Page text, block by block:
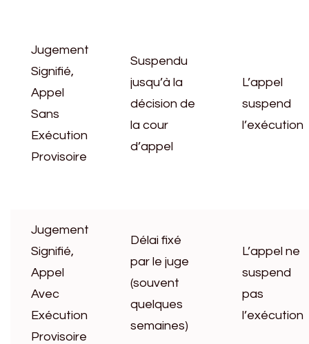
Jugement
Signifié,
Appel
Sans
Exécution
Provisoire
Suspendu
jusqu’à la
décision de
la cour
d’appel
L’appel
suspend
l’exécution
Jugement
Signifié,
Appel
Avec
Exécution
Provisoire
Délai fixé
par le juge
(souvent
quelques
semaines)
L’appel ne
suspend
pas
l’exécution